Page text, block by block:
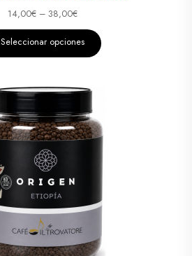
14,00€ – 38,00€
Seleccionar opciones